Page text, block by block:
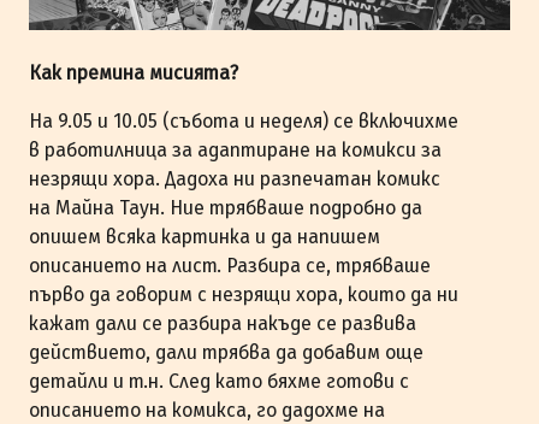
Как премина мисията?
На 9.05 и 10.05 (събота и неделя) се включихме
в работилница за адаптиране на комикси за
незрящи хора. Дадоха ни разпечатан комикс
на Майна Таун. Ние трябваше подробно да
опишем всяка картинка и да напишем
описанието на лист. Разбира се, трябваше
първо да говорим с незрящи хора, които да ни
кажат дали се разбира накъде се развива
действието, дали трябва да добавим още
детайли и т.н. След като бяхме готови с
описанието на комикса, го дадохме на